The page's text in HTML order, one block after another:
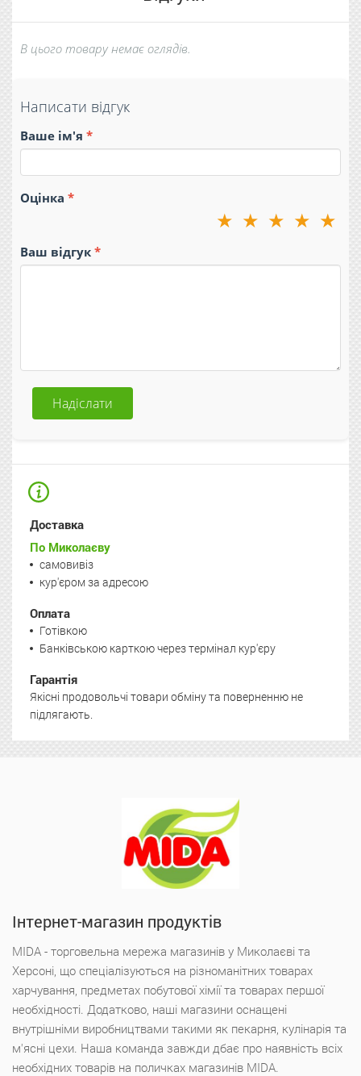
В цього товару немає оглядів.
Написати відгук
Ваше ім'я
Оцінка
★
★
★
★
★
Ваш відгук
Надіслати
Доставка
По Миколаєву
самовивіз
кур'єром за адресою
Оплата
Готівкою
Банківською карткою через термінал кур'єру
Гарантія
Якісні продовольчі товари обміну та поверненню не
підлягають.
Інтернет-магазин продуктів
MIDA - торговельна мережа магазинів у Миколаєві та
Херсоні, що спеціалізуються на різноманітних товарах
харчування, предметах побутової хімії та товарах першої
необхідності. Додатково, наші магазини оснащені
внутрішніми виробництвами такими як пекарня, кулінарія та
м'ясні цехи. Наша команда завжди дбає про наявність всіх
необхідних товарів на поличках магазинів MIDA.